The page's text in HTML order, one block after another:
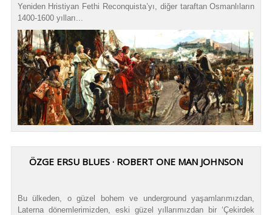
Yeniden Hristiyan Fethi Reconquista’yı, diğer taraftan Osmanlıların
1400-1600 yılları...
ÖZGE ERSU BLUES · ROBERT ONE MAN JOHNSON
Bu ülkeden, o güzel bohem ve underground yaşamlarımızdan,
Laterna dönemlerimizden, eski güzel yıllarımızdan bir ‘Çekirdek